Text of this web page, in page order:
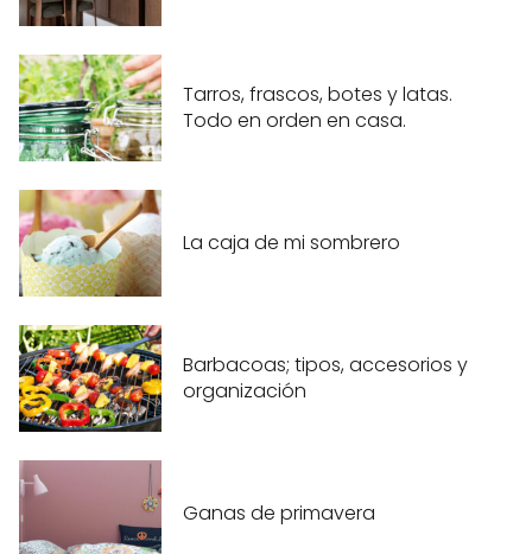
Tarros, frascos, botes y latas.
Todo en orden en casa.
La caja de mi sombrero
Barbacoas; tipos, accesorios y
organización
Ganas de primavera